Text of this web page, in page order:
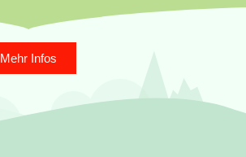
Mehr Infos